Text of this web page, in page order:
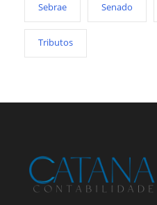
Sebrae Senado
Tributos